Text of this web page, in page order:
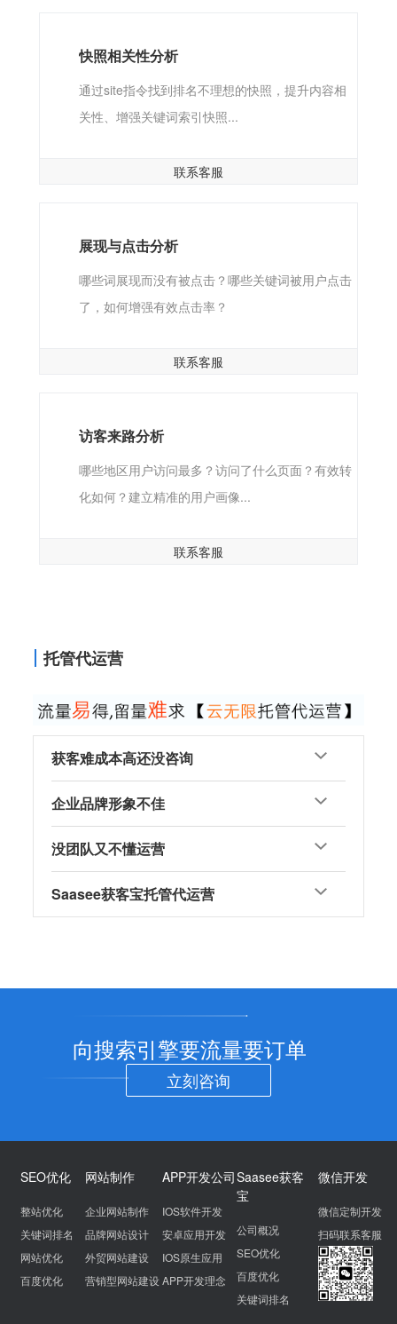
快照相关性分析
通过site指令找到排名不理想的快照，提升内容相
关性、增强关键词索引快照...
联系客服
展现与点击分析
哪些词展现而没有被点击？哪些关键词被用户点击
了，如何增强有效点击率？
联系客服
访客来路分析
哪些地区用户访问最多？访问了什么页面？有效转
化如何？建立精准的用户画像...
联系客服
托管代运营
获客难成本高还没咨询
企业品牌形象不佳
没团队又不懂运营
Saasee获客宝托管代运营
向搜索引擎要流量要订单
立刻咨询
SEO优化
整站优化
关键词排名
网站优化
百度优化
网站制作
企业网站制作
品牌网站设计
外贸网站建设
营销型网站建设
APP开发公司
IOS软件开发
安卓应用开发
IOS原生应用
APP开发理念
Saasee获客
宝
公司概况
SEO优化
百度优化
关键词排名
微信开发
微信定制开发
扫码联系客服